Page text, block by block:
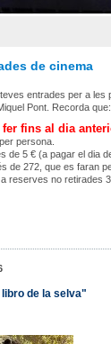
de cinema
entrades per a les
Pont. Recorda que:
fer fins al dia
persona.
de 5 € (a pagar el dia
de 272, que es faran
reserves no retirades
de la selva"